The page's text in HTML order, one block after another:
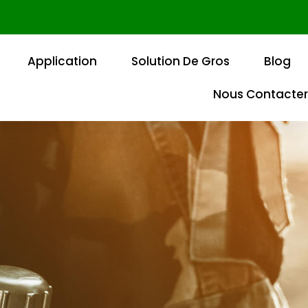
Application Solution De Gros
Blog
Nous Contacter